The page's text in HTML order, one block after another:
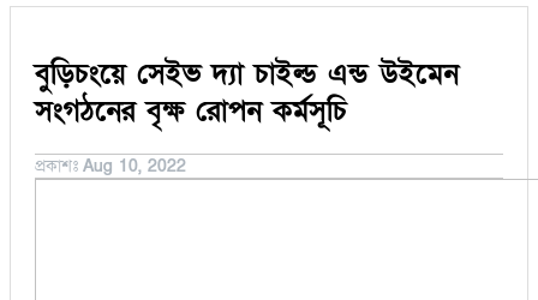
দাউদকান্দি
দেবিদ্বার
নাঙ্গলকোট
বরুড়া
বুড়িচং
ভিডিও
মতামত
কুমিল্লার চাকুরী
অপরাধ
অর্থনীতি
বুড়িচংয়ে সেইভ দ্যা চাইল্ড এন্ড উইমেন
সংগঠনের বৃক্ষ রোপন কর্মসূচি
প্রকাশঃ Aug 10, 2022